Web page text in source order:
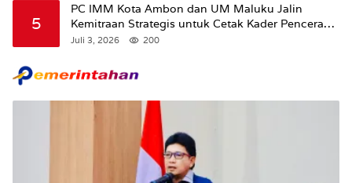
5
PC IMM Kota Ambon dan UM Maluku Jalin
Kemitraan Strategis untuk Cetak Kader Pencerah
Bangsa “Membangun Peradaban dari Kampus”
Juli 3, 2026 200